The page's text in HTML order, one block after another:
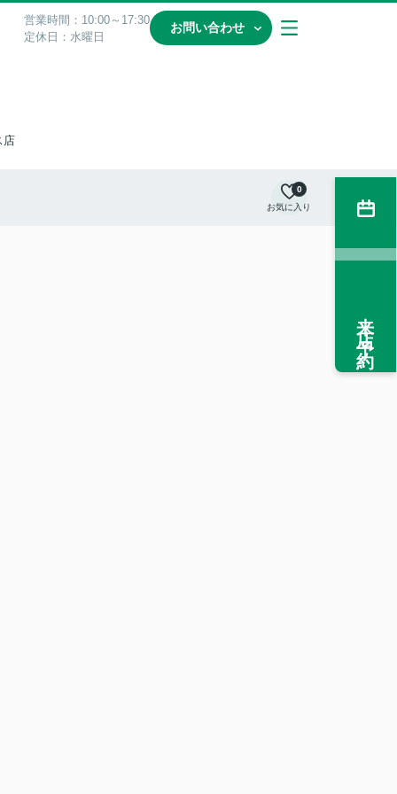
営業時間：10:00～17:30
定休日：水曜日
お問い合わせ
店
お気に入り
0
来店予約